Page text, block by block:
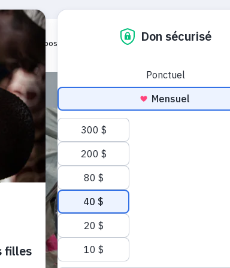
À propos Notre travail Urgences humanitaires